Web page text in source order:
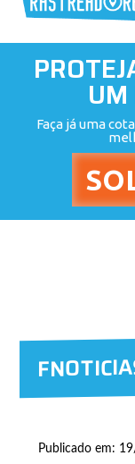
Faça já uma
Publicado em: